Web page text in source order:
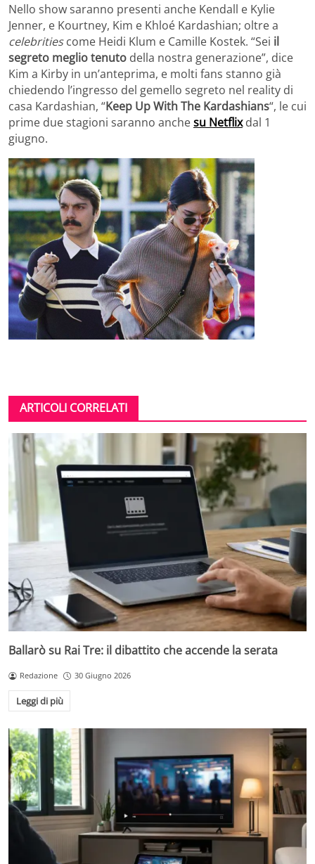
Nello show saranno presenti anche Kendall e Kylie
Jenner, e Kourtney, Kim e Khloé Kardashian; oltre a
celebritiescome Heidi Klum e Camille Kostek. “Sei il
segreto meglio tenuto della nostra generazione”, dice
Kim a Kirby in un’anteprima, e molti fans stanno già
chiedendo l’ingresso del gemello segreto nel reality di
casa Kardashian, “Keep Up With The Kardashians“, le cui
prime due stagioni saranno anchesu Netflix dal 1
giugno.
ARTICOLI CORRELATI
Ballarò su Rai Tre: il dibattito che accende la serata
Redazione 30 Giugno 2026
Leggi di più